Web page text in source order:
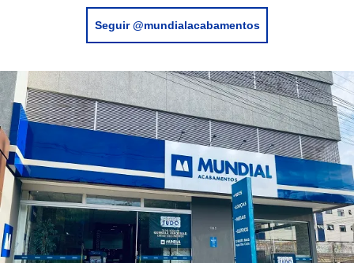
Seguir @mundialacabamentos